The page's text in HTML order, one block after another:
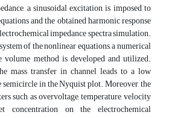
a sinusoidal excitation is imposed to
and the obtained harmonic response
impedance spectra simulation.
of the nonlinear equations, a numerical
volume method is developed and utilized.
mass transfer in channel leads to a low
in the Nyquist plot. Moreover, the
such as overvoltage, temperature, velocity
concentration on the electrochemical